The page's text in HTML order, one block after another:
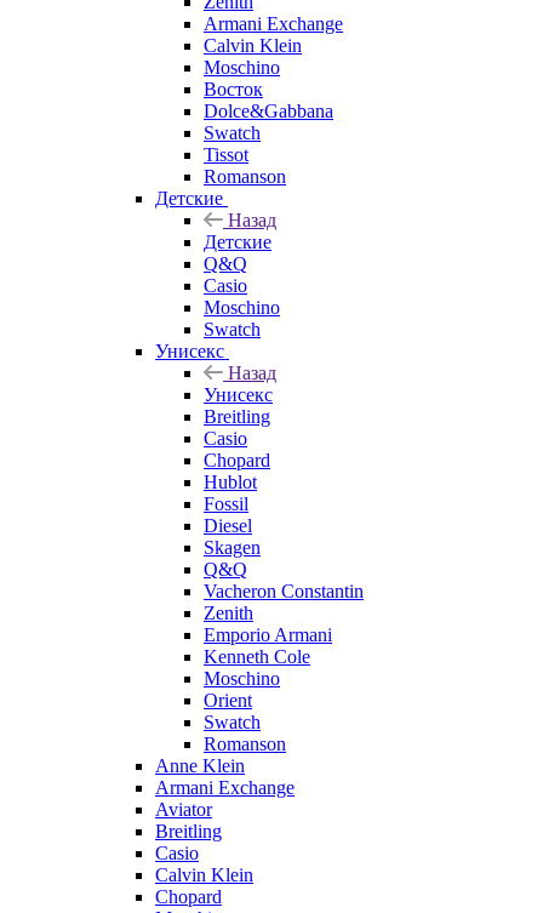
Armani Exchange
Calvin Klein
Moschino
Восток
Dolce&Gabbana
Swatch
Tissot
Romanson
Детские
Назад
Детские
Q&Q
Casio
Moschino
Swatch
Унисекс
Назад
Унисекс
Breitling
Casio
Chopard
Hublot
Fossil
Diesel
Skagen
Q&Q
Vacheron Constantin
Zenith
Emporio Armani
Kenneth Cole
Moschino
Orient
Swatch
Romanson
Anne Klein
Armani Exchange
Aviator
Breitling
Casio
Calvin Klein
Chopard